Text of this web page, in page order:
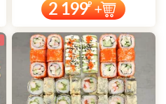
2 199